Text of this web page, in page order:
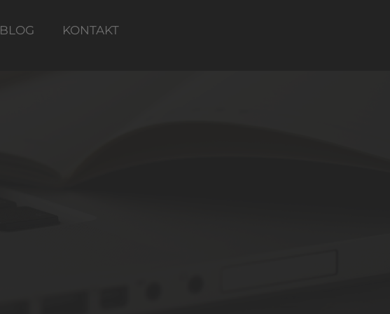
BLOG KONTAKT